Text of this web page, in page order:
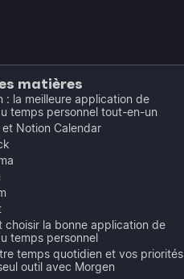
matières
: la meilleure application de
temps personnel tout-en-un
Notion Calendar
choisir la bonne application de
temps personnel
temps quotidien et vos priorités
outil avec Morgen